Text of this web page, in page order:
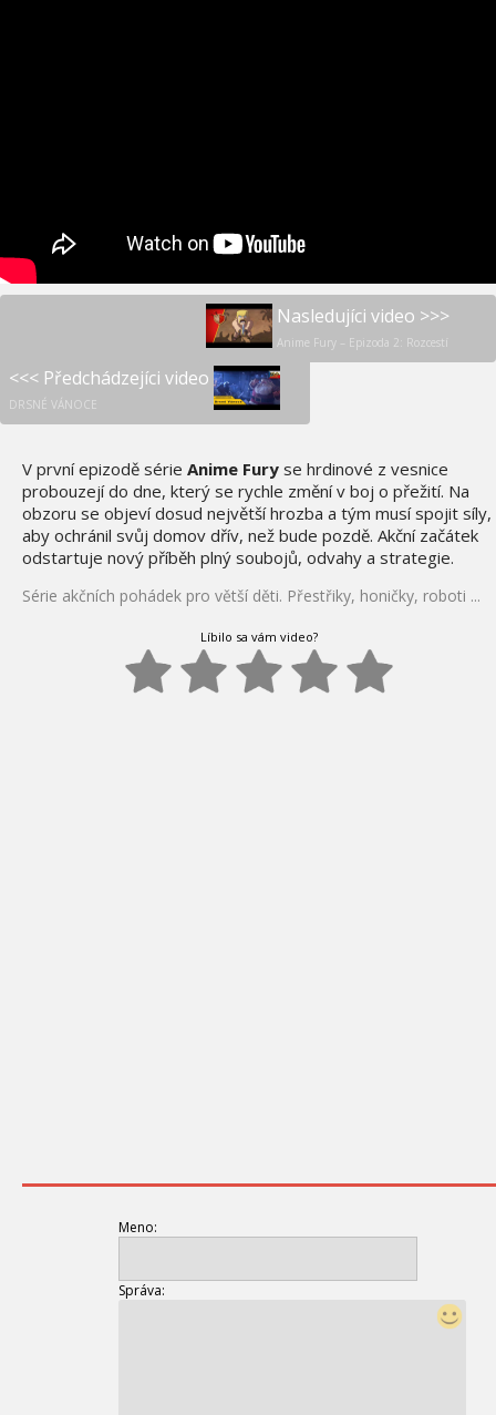
Nasledujíci video >>>
Anime Fury – Epizoda 2: Rozcestí
<<< Předchádzejíci video
DRSNÉ VÁNOCE
V první epizodě série Anime Fury se hrdinové z vesnice
probouzejí do dne, který se rychle změní v boj o přežití. Na
obzoru se objeví dosud největší hrozba a tým musí spojit síly,
aby ochránil svůj domov dřív, než bude pozdě. Akční začátek
odstartuje nový příběh plný soubojů, odvahy a strategie.
Série akčních pohádek pro větší děti. Přestřiky, honičky, roboti ...
Líbilo sa vám video?
Meno:
Správa: